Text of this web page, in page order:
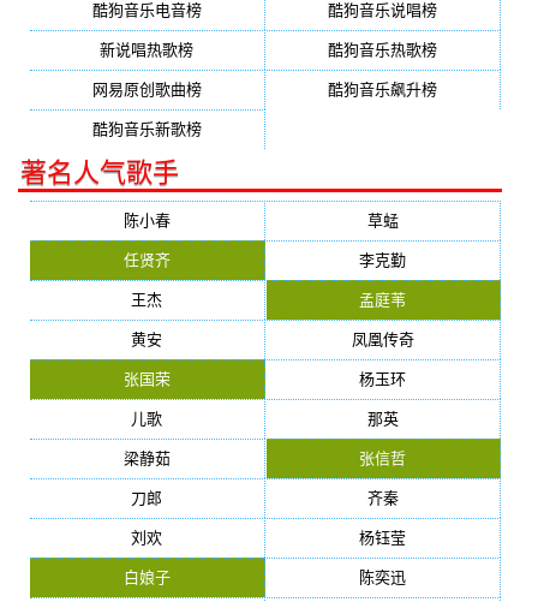
酷狗音乐电音榜 酷狗音乐说唱榜
新说唱热歌榜 酷狗音乐热歌榜
网易原创歌曲榜 酷狗音乐飙升榜
酷狗音乐新歌榜
著名人气歌手
陈小春 草蜢
任贤齐 李克勤
王杰 孟庭苇
黄安 凤凰传奇
张国荣 杨玉环
儿歌 那英
梁静茹 张信哲
刀郎 齐秦
刘欢 杨钰莹
白娘子 陈奕迅